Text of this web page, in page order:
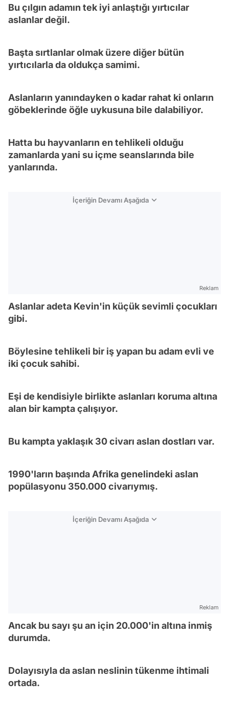
Bu çılgın adamın tek iyi anlaştığı yırtıcılar
aslanlar değil.
Başta sırtlanlar olmak üzere diğer bütün
yırtıcılarla da oldukça samimi.
Aslanların yanındayken o kadar rahat ki onların
göbeklerinde öğle uykusuna bile dalabiliyor.
Hatta bu hayvanların en tehlikeli olduğu
zamanlarda yani su içme seanslarında bile
yanlarında.
İçeriğin Devamı Aşağıda
Reklam
Aslanlar adeta Kevin'in küçük sevimli çocukları
gibi.
Böylesine tehlikeli bir iş yapan bu adam evli ve
iki çocuk sahibi.
Eşi de kendisiyle birlikte aslanları koruma altına
alan bir kampta çalışıyor.
Bu kampta yaklaşık 30 civarı aslan dostları var.
1990'ların başında Afrika genelindeki aslan
popülasyonu 350.000 civarıymış.
İçeriğin Devamı Aşağıda
Reklam
Ancak bu sayı şu an için 20.000'in altına inmiş
durumda.
Dolayısıyla da aslan neslinin tükenme ihtimali
ortada.